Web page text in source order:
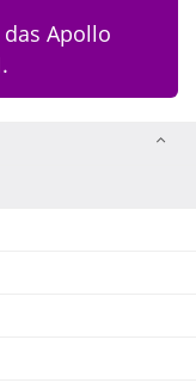
Apollo
.